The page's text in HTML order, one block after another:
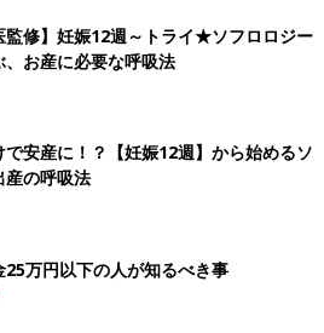
監修】妊娠12週～トライ★ソフロロジー
、お産に必要な呼吸法
で安産に！？【妊娠12週】から始めるソ
産の呼吸法
25万円以下の人が知るべき事